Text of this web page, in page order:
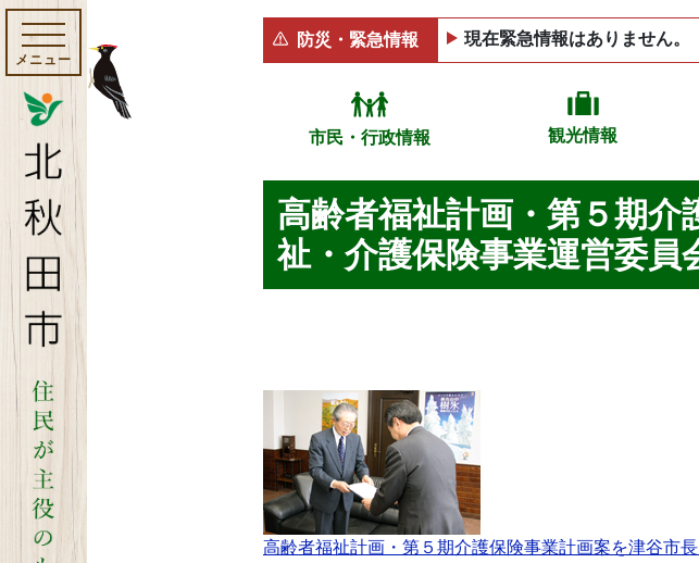
メニュー
防災・緊急情報 現在緊急情報はありません。
市民・行政情報 観光情報
高齢者福祉計画・第５期
祉・介護保険事業運営委員
高齢者福祉計画・第５期介護保険事業計画案を津谷市